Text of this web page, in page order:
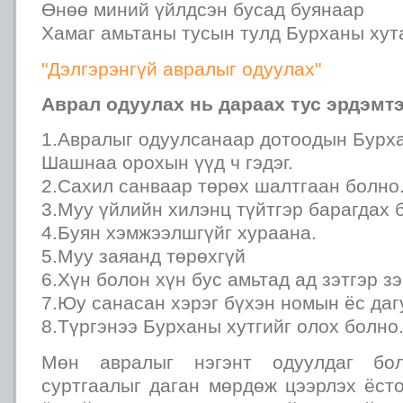
Өнөө миний үйлдсэн бусад буянаар
Хамаг амьтаны тусын тулд Бурханы
"Дэлгэрэнгүй авралыг одуулах"
Аврал одуулах нь дараах тус
1.Авралыг одуулсанаар дотоодын
Шашнаа орохын үүд ч гэдэг.
2.Сахил санваар төрөх шалтгаан
3.Муу үйлийн хилэнц түйтгэр барагдах
4.Буян хэмжээлшгүйг хураана.
5.Муу заяанд төрөхгүй
6.Хүн болон хүн бус амьтад ад зэтгэр
7.Юу санасан хэрэг бүхэн номын ёс
8.Түргэнээ Бурханы хутгийг олох болно.
Мөн авралыг нэгэнт одуулдаг
суртгаалыг даган мөрдөж цээрлэх